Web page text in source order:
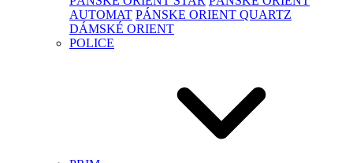
AUTOMAT PÁNSKE ORIENT QUARTZ
DÁMSKÉ ORIENT
POLICE